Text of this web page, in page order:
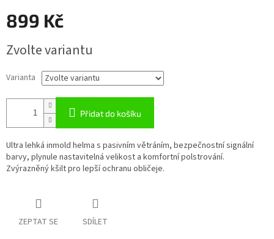
899 Kč
cena:
Zvolte variantu
Varianta
Přidat do košíku
Ultra lehká inmold helma s pasivním větráním, bezpečnostní signální
barvy, plynule nastavitelná velikost a komfortní polstrování.
Zvýrazněný kšilt pro lepší ochranu obličeje.
ZEPTAT SE SDÍLET